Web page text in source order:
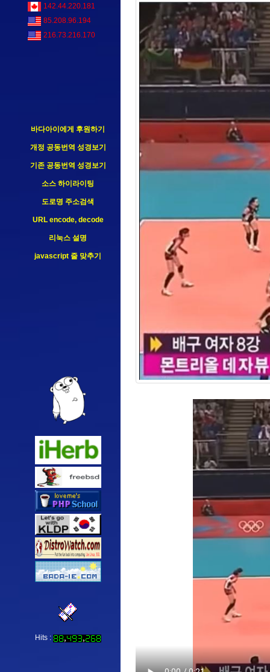
142.44.220.181
85.208.96.194
216.73.216.170
바다아이에게 후원하기
개정 공동번역 성경보기
기존 공동번역 성경보기
소스 하이라이팅
도로명 주소검색
URL encode, decode
리눅스 설명
javascript 줄 맞추기
Hits :